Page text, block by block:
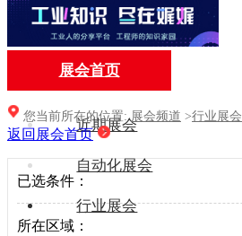
展会首页
近期展会
自动化展会
行业展会
您当前所在的位置: 展会频道 >行业展会
返回展会首页
已选条件：
所在区域：